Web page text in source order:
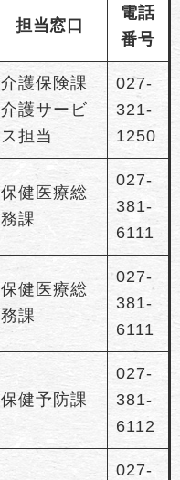
担当窓口
電話
番号
介護保険課
介護サービ
ス担当
027-
321-
1250
保健医療総
務課
027-
381-
6111
保健医療総
務課
027-
381-
6111
保健予防課
027-
381-
6112
027-